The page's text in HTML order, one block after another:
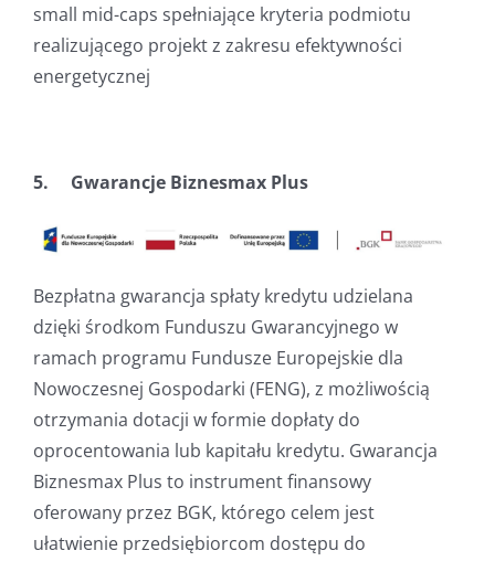
small mid-caps spełniające kryteria podmiotu
realizującego projekt z zakresu efektywności
energetycznej
5. Gwarancje Biznesmax Plus
Bezpłatna gwarancja spłaty kredytu udzielana
dzięki środkom Funduszu Gwarancyjnego w
ramach programu Fundusze Europejskie dla
Nowoczesnej Gospodarki (FENG), z możliwością
otrzymania dotacji w formie dopłaty do
oprocentowania lub kapitału kredytu. Gwarancja
Biznesmax Plus to instrument finansowy
oferowany przez BGK, którego celem jest
ułatwienie przedsiębiorcom dostępu do